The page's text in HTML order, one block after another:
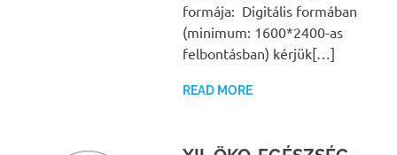
formája: Digitális formában
(minimum: 1600*2400-as
felbontásban) kérjük[…]
READ MORE